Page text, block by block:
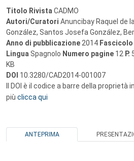
Titolo Rivista CADMO
Autori/Curatori Anuncibay Raquel de
González, Santos Josefa González,
Anno di pubblicazione 2014 Fascicolo
Lingua Spagnolo Numero pagine 12 P.
KB
DOI 10.3280/CAD2014-001007
Il DOI è il codice a barre della
più clicca qui
ANTEPRIMA